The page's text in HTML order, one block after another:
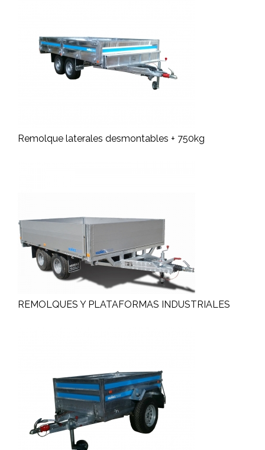
Remolque laterales desmontables + 750kg
REMOLQUES Y PLATAFORMAS INDUSTRIALES